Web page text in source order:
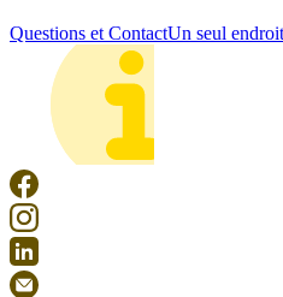
Questions et ContactUn seul